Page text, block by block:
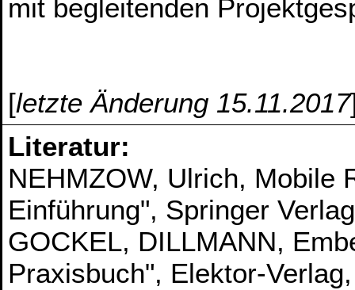
mit begleitenden
[letzte Änderung 15.11.2017
Literatur:
NEHMZOW, Ulrich, Mobile
Einführung", Springer
GOCKEL, DILLMANN,
Praxisbuch", Elektor-